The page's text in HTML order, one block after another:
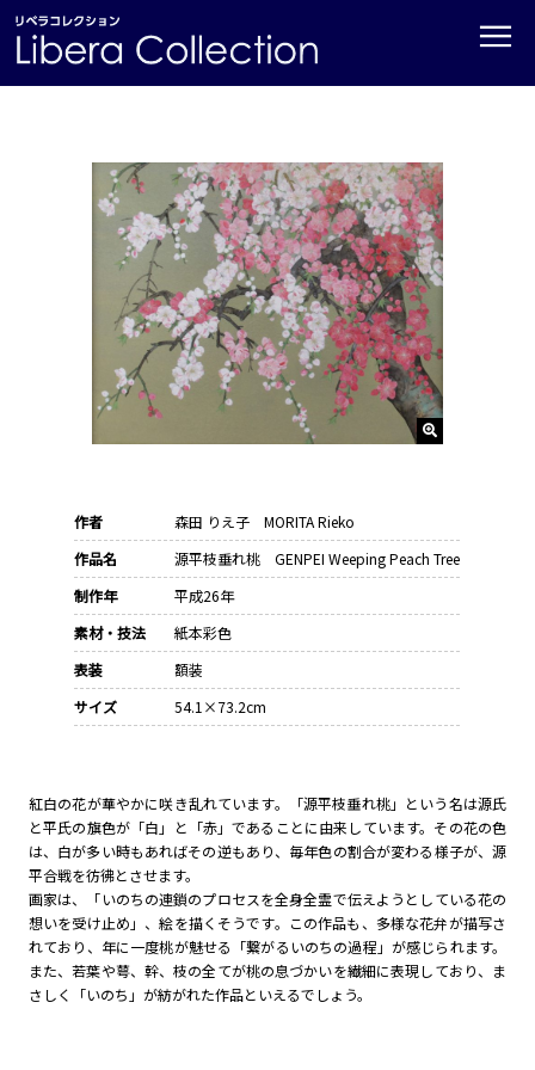
≡
作者
森田 りえ子 MORITA Rieko
作品名
源平枝垂れ桃 GENPEI Weeping Peach Tree
制作年
平成26年
素材・技法
紙本彩色
表装
額装
サイズ
54.1×73.2cm
紅白の花が華やかに咲き乱れています。「源平枝垂れ桃」という名は源氏
と平氏の旗色が「白」と「赤」であることに由来しています。その花の色
は、白が多い時もあればその逆もあり、毎年色の割合が変わる様子が、源
平合戦を彷彿とさせます。
画家は、「いのちの連鎖のプロセスを全身全霊で伝えようとしている花の
想いを受け止め」、絵を描くそうです。この作品も、多様な花弁が描写さ
れており、年に一度桃が魅せる「繋がるいのちの過程」が感じられます。
また、若葉や萼、幹、枝の全てが桃の息づかいを繊細に表現しており、ま
さしく「いのち」が紡がれた作品といえるでしょう。